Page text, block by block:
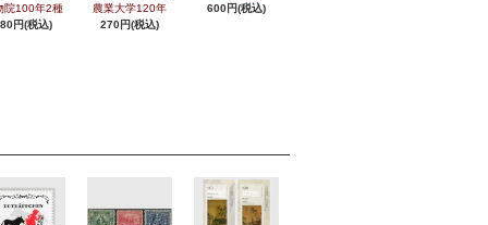
院100年2種
円(税込)
農業大学120年
270円(税込)
600円(税込)